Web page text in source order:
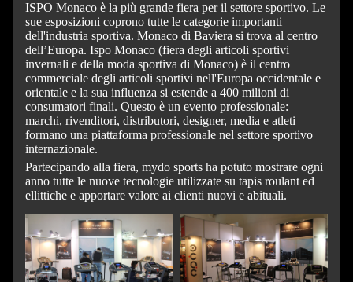
ISPO Monaco è la più grande fiera per il settore sportivo. Le
sue esposizioni coprono tutte le categorie importanti
dell'industria sportiva. Monaco di Baviera si trova al centro
dell’Europa. Ispo Monaco (fiera degli articoli sportivi
invernali e della moda sportiva di Monaco) è il centro
commerciale degli articoli sportivi nell'Europa occidentale e
orientale e la sua influenza si estende a 400 milioni di
consumatori finali. Questo è un evento professionale:
marchi, rivenditori, distributori, designer, media e atleti
formano una piattaforma professionale nel settore sportivo
internazionale.
Partecipando alla fiera, mydo sports ha potuto mostrare ogni
anno tutte le nuove tecnologie utilizzate su tapis roulant ed
ellittiche e apportare valore ai clienti nuovi e abituali.